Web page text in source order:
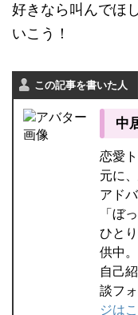
好きなら叫んでほ
いこう！
この記事を書いた人
中
恋愛
元に
アド
「ぼ
ひと
供中
自己
談フ
ジは